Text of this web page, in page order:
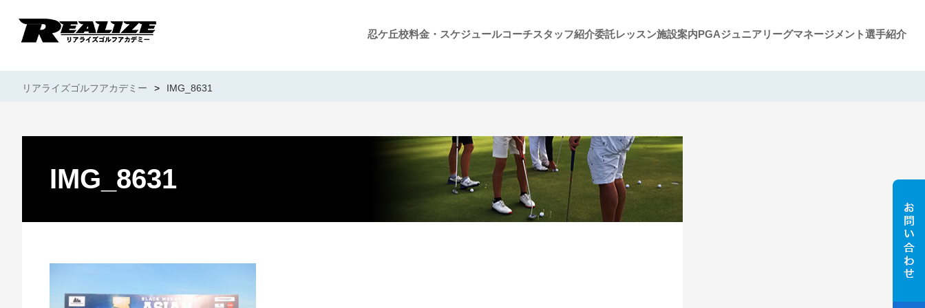
忍ケ丘校料金・スケジュールコーチスタッフ紹介委託レッスン施設案内PGAジュニアリーグマネージメント選手紹介
リアライズゴルフアカデミー > IMG_8631
IMG_8631